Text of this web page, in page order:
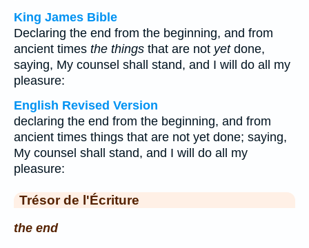
King James Bible
Declaring the end from the beginning, and from
ancient times the things that are not yetdone,
saying, My counsel shall stand, and I will do all my
pleasure:
English Revised Version
declaring the end from the beginning, and from
ancient times things that are not yet done; saying,
My counsel shall stand, and I will do all my
pleasure:
Trésor de l'Écriture
the end